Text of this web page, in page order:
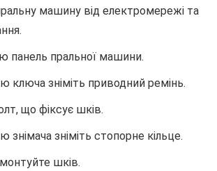
машину від електромережі та
панель пральної машини.
ключа зніміть приводний ремінь.
що фіксує шків.
знімача зніміть стопорне кільце.
шків.